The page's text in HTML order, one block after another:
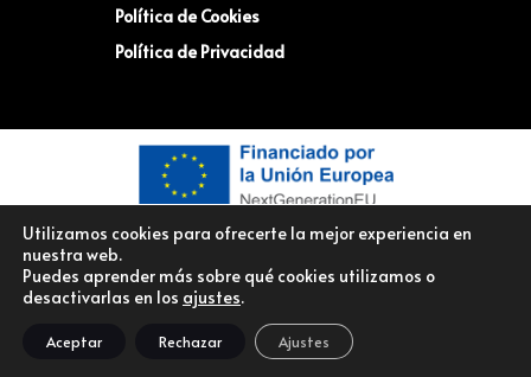
Política de Cookies
Política de Privacidad
© Copyright UGAM COAG – Unión De Ganaderos y Agricultores
Montañeses – Todos los derechos reservados
Utilizamos cookies para ofrecerte la mejor experiencia en
nuestra web.
Puedes aprender más sobre qué cookies utilizamos o
desactivarlas en los ajustes.
Aceptar Rechazar Ajustes